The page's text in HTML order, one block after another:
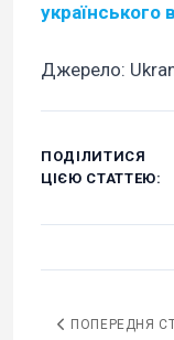
українського
Джерело:
ПОДІЛИТИСЯ
ЦІЄЮ СТАТТЕЮ:
ПОПЕРЕДНЯ